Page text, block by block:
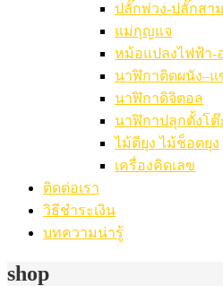
ปลั๊กพ่วง-ปลั๊กสา
แม่กุญแจ
หม้อแปลงไฟฟ้า-
นาฬิกาติดผนัง–แ
นาฬิกาดิจิตอล
นาฬิกาปลุกตั้งโต๊
ไม้ตียุง ไม้ช็อตยุง
เครื่องคิดเลข
ติดต่อเรา
วิธีชำระเงิน
บทความน่ารู้
shop